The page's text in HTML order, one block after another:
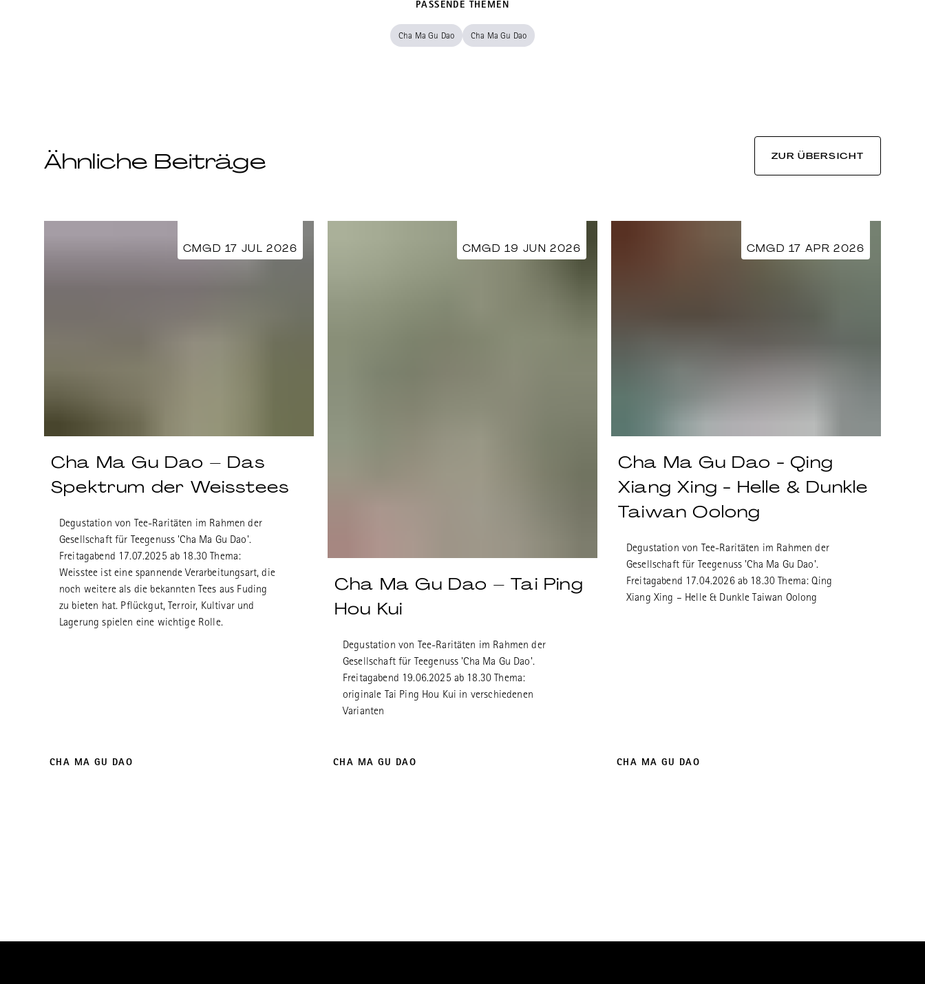
PASSENDE THEMEN
Cha Ma Gu Dao Cha Ma Gu Dao
Ähnliche Beiträge ZUR ÜBERSICHT
CMGD 17 JUL 2026
Cha Ma Gu Dao – Das
Spektrum der Weisstees
Degustation von Tee-Raritäten im Rahmen der
Gesellschaft für Teegenuss 'Cha Ma Gu Dao'.
Freitagabend 17.07.2025 ab 18.30 Thema:
Weisstee ist eine spannende Verarbeitungsart, die
noch weitere als die bekannten Tees aus Fuding
zu bieten hat. Pflückgut, Terroir, Kultivar und
Lagerung spielen eine wichtige Rolle.
CHA MA GU DAO
CMGD 19 JUN 2026
Cha Ma Gu Dao – Tai Ping
Hou Kui
Degustation von Tee-Raritäten im Rahmen der
Gesellschaft für Teegenuss 'Cha Ma Gu Dao'.
Freitagabend 19.06.2025 ab 18.30 Thema:
originale Tai Ping Hou Kui in verschiedenen
Varianten
CHA MA GU DAO
CMGD 17 APR 2026
Cha Ma Gu Dao - Qing
Xiang Xing - Helle & Dunkle
Taiwan Oolong
Degustation von Tee-Raritäten im Rahmen der
Gesellschaft für Teegenuss 'Cha Ma Gu Dao'.
Freitagabend 17.04.2026 ab 18.30 Thema: Qing
Xiang Xing – Helle & Dunkle Taiwan Oolong
CHA MA GU DAO